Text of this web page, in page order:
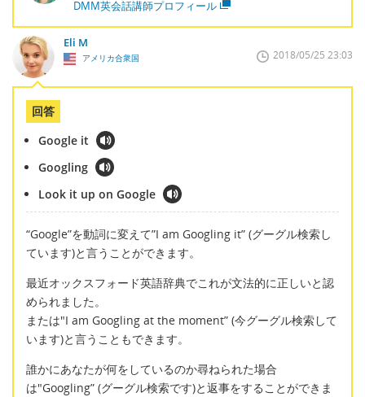
DMM英会話講師プロフィール
Eli M
アメリカ合衆国 2018/05/25 23:03
回答
Google it
Googling
Look it up on Google
“Google”を動詞に変えて”I am Googling it” (グーグル検索し
ています)と言うことができます。
最近オックスフォード英語辞典でこれが文法的に正しいと認
められました。
または"I am Googling at the moment” (今グーグル検索して
います)と言うこともできます。
誰かにあなたが何をしているのか尋ねられた場合
は"Googling” (グーグル検索です)と返事をすることができま